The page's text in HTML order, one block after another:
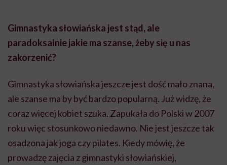
Gimnastyka słowiańska jest stąd, ale
paradoksalnie jakie ma szanse, żeby się u nas
zakorzenić?
Gimnastyka słowiańska jeszcze jest dość mało znana,
ale szanse ma by być bardzo popularną. Już widzę, że
coraz więcej kobiet szuka. Zapukała do Polski w 2007
roku więc stosunkowo niedawno. Nie jest jeszcze tak
osadzona jak joga czy pilates. Kiedy mówię, że
prowadzę zajęcia z gimnastyki słowiańskiej,